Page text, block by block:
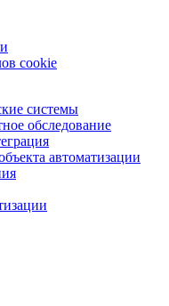
cookie
системы
обследование
автоматизации